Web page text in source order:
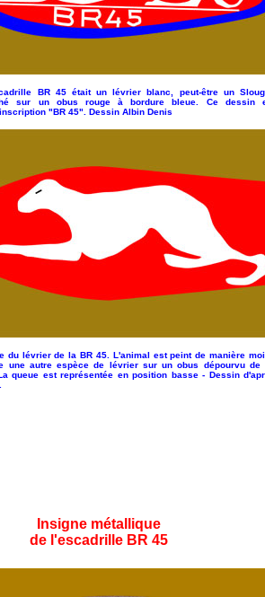
BR 45 était un lévrier blanc, peut-être un
sur un obus rouge à bordure bleue. Ce dessin
"BR 45". Dessin Albin Denis
du lévrier de la BR 45. L'animal est peint de manière
une autre espèce de lévrier sur un obus dépourvu de
queue est représentée en position basse - Dessin
Insigne métallique
de l'escadrille BR 45